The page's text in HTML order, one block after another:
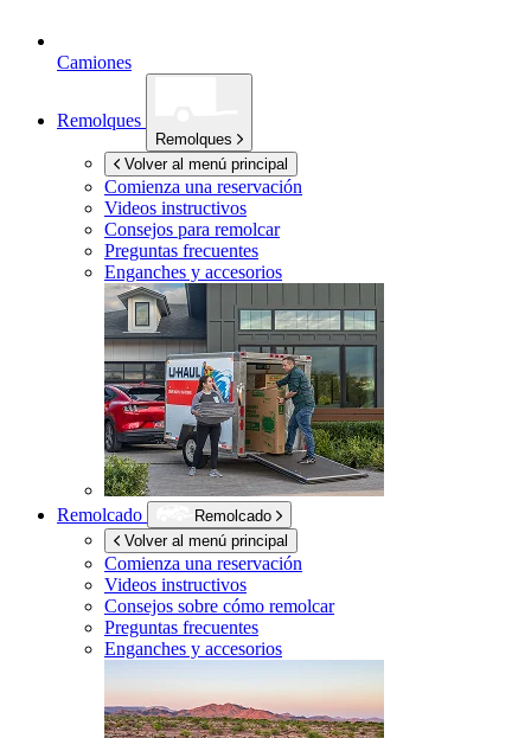
Camiones
Remolques
Remolques
Volver al menú principal
Comienza una reservación
Videos instructivos
Consejos para remolcar
Preguntas frecuentes
Enganches y accesorios
Remolcado
Remolcado
Volver al menú principal
Comienza una reservación
Videos instructivos
Consejos sobre cómo remolcar
Preguntas frecuentes
Enganches y accesorios